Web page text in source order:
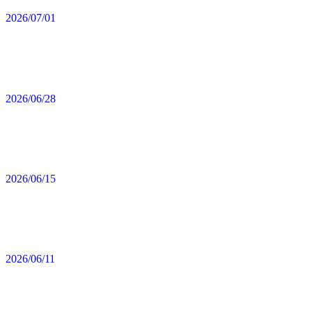
2026/07/01
2026/06/28
2026/06/15
2026/06/11